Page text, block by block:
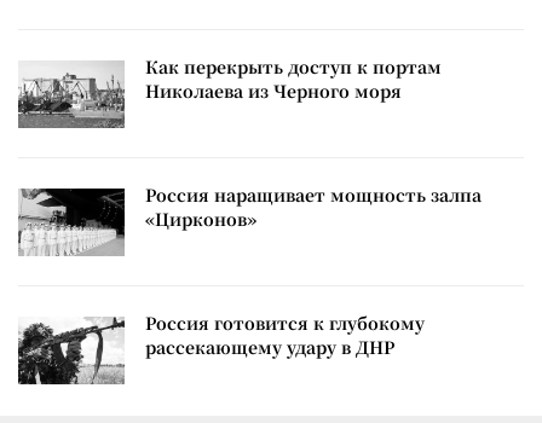
Как перекрыть доступ к портам
Николаева из Черного моря
Россия наращивает мощность залпа
«Цирконов»
Россия готовится к глубокому
рассекающему удару в ДНР